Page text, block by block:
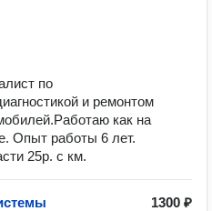
по
и ремонтом
как на
Опыт работы 6 лет.
25р. с км.
1300 ₽